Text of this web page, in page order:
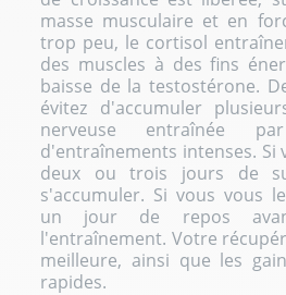
masse musculaire et en
trop peu, le cortisol
des muscles à des fins
baisse de la testostérone.
évitez d'accumuler
nerveuse entraînée
d'entraînements intenses. Si
deux ou trois jours de
s'accumuler. Si vous vous
un jour de repos
l'entraînement. Votre
meilleure, ainsi que les
rapides.